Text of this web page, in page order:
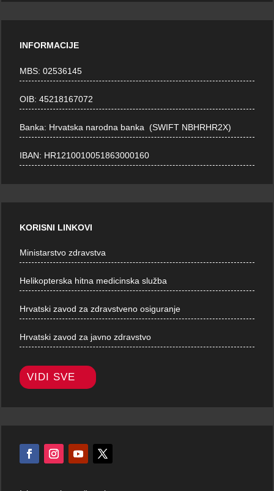
INFORMACIJE
MBS: 02536145
OIB: 45218167072
Banka: Hrvatska narodna banka (SWIFT NBHRHR2X)
IBAN: HR1210010051863000160
KORISNI LINKOVI
Ministarstvo zdravstva
Helikopterska hitna medicinska služba
Hrvatski zavod za zdravstveno osiguranje
Hrvatski zavod za javno zdravstvo
VIDI SVE